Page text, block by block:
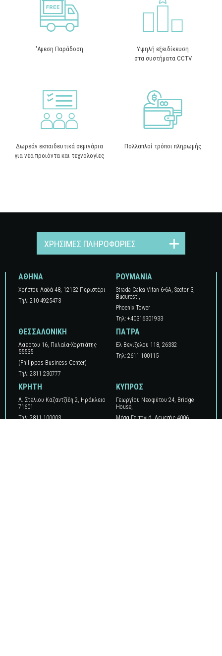
'Αμεση Παράδοση
Υψηλή εξειδίκευση
στα συστήματα CCTV
Δωρεάν εκπαιδευτικά σεμινάρια
για νέα προιόντα και τεχνολογίες
Πολλαπλοί τρόποι πληρωμής
ΧΡΉΣΙΜΕΣ ΠΛΗΡΟΦΟΡΊΕΣ
ΑΘΗΝΑ
Χρήστου Λαδά 48, 12132 Περιστέρι
Τηλ: 210 4925473
ΚΡΗΤΗ
Λ. Στέλιου Καζαντζίδη 2, Ηράκλειο
71601
Τηλ: 2811 100003
ΚΥΠΡΟΣ
Γεωργίου Νεοφύτου 24, Βridge
Ηouse,
Μέσα Γειτονιά, Λεμεσός 4006
ΡΟΥΜΑΝΙΑ
Strada Calea Vitan 6-6A, Sector 3,
Bucuresti,
Phoenix Tower
Τηλ: +40316301933
ΘΕΣΣΑΛΟΝΙΚΗ
Λαέρτου 16, Πυλαία-Χορτιάτης
55535
(Philippos Business Center)
Τηλ: 2311 230777
ΠΑΤΡΑ
Ελ Βενιζελου 118, 26332
Τηλ: 2611 100115